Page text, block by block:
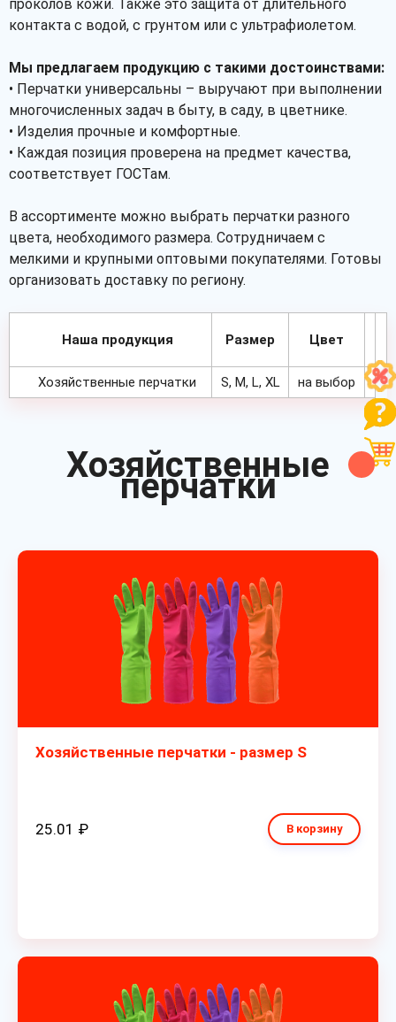
проколов кожи. Также это защита от длительного
контакта с водой, с грунтом или с ультрафиолетом.
Мы предлагаем продукцию с такими достоинствами:
• Перчатки универсальны – выручают при выполнении
многочисленных задач в быту, в саду, в цветнике.
• Изделия прочные и комфортные.
• Каждая позиция проверена на предмет качества,
соответствует ГОСТам.
В ассортименте можно выбрать перчатки разного
цвета, необходимого размера. Сотрудничаем с
мелкими и крупными оптовыми покупателями. Готовы
организовать доставку по региону.
Наша продукция Размер Цвет
Хозяйственные перчатки S, M, L, XL на выбор
Хозяйственные
перчатки
Хозяйственные перчатки - размер S
25.01 ₽ В корзину